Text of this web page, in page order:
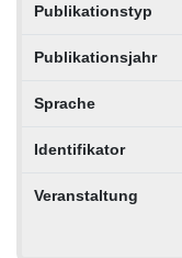
Publikationstyp
Publikationsjahr
Sprache
Identifikator
Veranstaltung